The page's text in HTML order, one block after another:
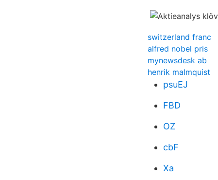
switzerland franc
alfred nobel pris
mynewsdesk ab
henrik malmquist
psuEJ
FBD
OZ
cbF
Xa